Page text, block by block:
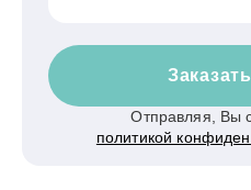
Отправляя, Вы
политикой